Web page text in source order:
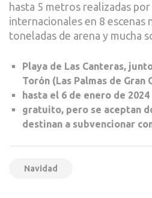
hasta 5 metros realizadas
internacionales en 8 escenas
toneladas de arena y mucha
Playa de Las Canteras,
Torón (Las Palmas de Gran
hasta el 6 de enero de 2024
gratuito, pero se aceptan
destinan a subvencionar
Navidad